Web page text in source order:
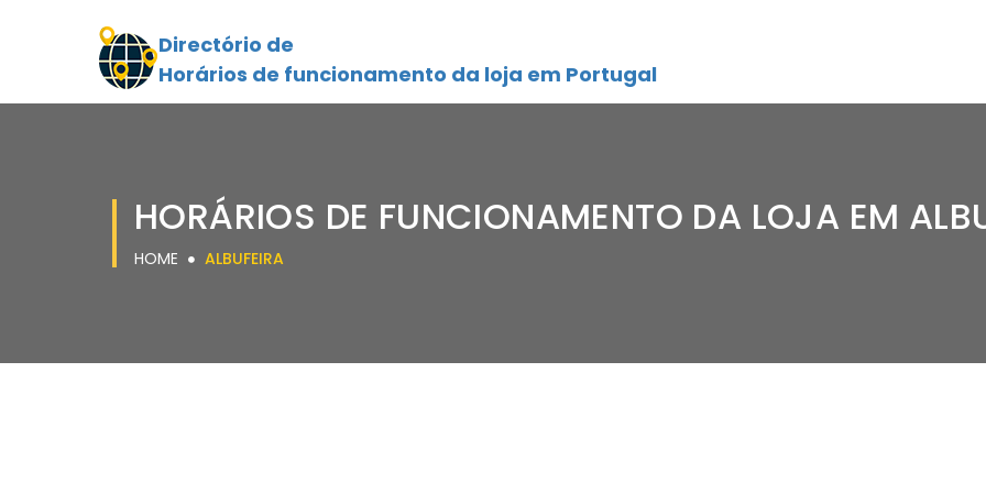
Directório de
Horários de funcionamento da loja em Portugal
HORÁRIOS DE FUNCIONAMENTO DA LOJA EM
HOME ALBUFEIRA